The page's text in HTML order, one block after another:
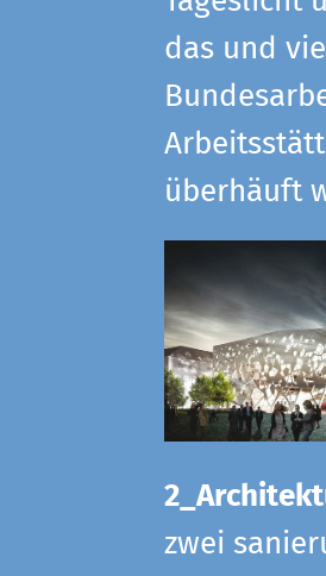
das und
überhäuft
zwei